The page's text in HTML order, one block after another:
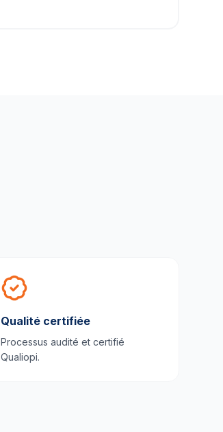
Qualité certifiée
Processus audité et certifié
Qualiopi.